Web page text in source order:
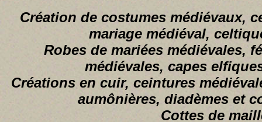
Création de costumes médiévaux,
mariage médiéval,
Robes de mariées médiévales,
médiévales, capes
Créations en cuir, ceintures
aumônières, diadèmes et
Cottes de